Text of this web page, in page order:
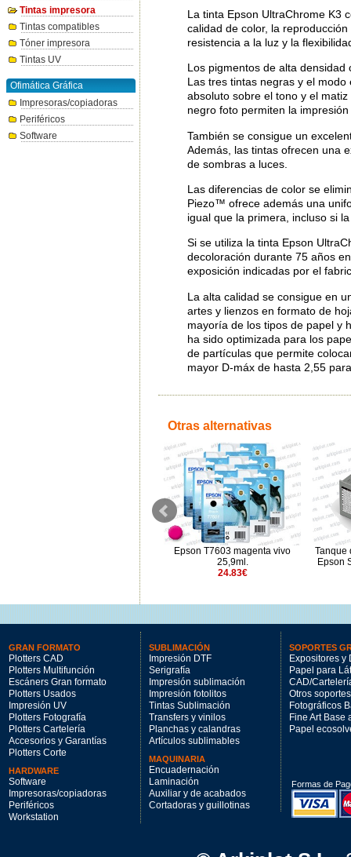
Tintas impresora
Tintas compatibles
Tóner impresora
Tintas UV
Ofimática Gráfica
Impresoras/copiadoras
Periféricos
Software
La tinta Epson UltraChrome K3
calidad de color, la
resistencia a la luz y la
Los pigmentos de alta
Las tres tintas negras y el
absoluto sobre el tono y el
negro foto permiten la
También se consigue un
Además, las tintas ofrecen una
de sombras a luces.
Las diferencias de color se
Piezo™ ofrece además una
igual que la primera, incluso si
Si se utiliza la tinta Epson
decoloración durante 75 años
exposición indicadas por el
La alta calidad se consigue en
artes y lienzos en formato de
mayoría de los tipos de papel y
ha sido optimizada para los
de partículas que permite
mayor D-máx de hasta 2,55
Otras alternativas
Epson T7603 magenta vivo
25,9ml.
24.83€
Tanque
Epson
GRAN FORMATO
Plotters CAD
Plotters Multifunción
Escáners Gran formato
Plotters Usados
Impresión UV
Plotters Fotografía
Plotters Cartelería
Accesorios y Garantías
Plotters Corte
HARDWARE
Software
Impresoras/copiadoras
Periféricos
Workstation
SUBLIMACIÓN
Impresión DTF
Serigrafía
Impresión sublimación
Impresión fotolitos
Tintas Sublimación
Transfers y vinilos
Planchas y calandras
Artículos sublimables
MAQUINARIA
Encuadernación
Laminación
Auxiliar y de acabados
Cortadoras y guillotinas
SOPORTES
Expositores y
Papel para
CAD/
Otros soportes
Fotográficos
Fine Art Base
Papel
Formas de